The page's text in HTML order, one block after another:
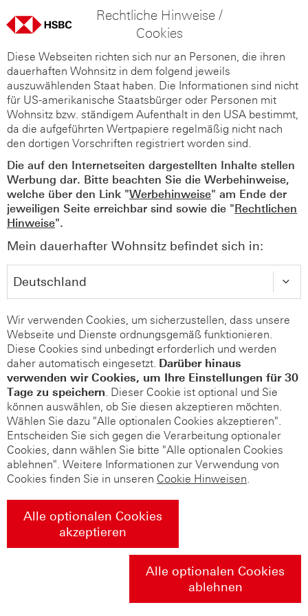
Rechtliche Hinweise /
Cookies
Diese Webseiten richten sich nur an Personen, die ihren
dauerhaften Wohnsitz in dem folgend jeweils
auszuwählenden Staat haben. Die Informationen sind nicht
für US-amerikanische Staatsbürger oder Personen mit
Wohnsitz bzw. ständigem Aufenthalt in den USA bestimmt,
da die aufgeführten Wertpapiere regelmäßig nicht nach
den dortigen Vorschriften registriert worden sind.
Die auf den Internetseiten dargestellten Inhalte stellen
Werbung dar. Bitte beachten Sie die Werbehinweise,
welche über den Link "Werbehinweise" am Ende der
jeweiligen Seite erreichbar sind sowie die "Rechtlichen
Hinweise".
Mein dauerhafter Wohnsitz befindet sich in:
Wir verwenden Cookies, um sicherzustellen, dass unsere
Webseite und Dienste ordnungsgemäß funktionieren.
Diese Cookies sind unbedingt erforderlich und werden
daher automatisch eingesetzt. Darüber hinaus
verwenden wir Cookies, um Ihre Einstellungen für 30
Tage zu speichern. Dieser Cookie ist optional und Sie
können auswählen, ob Sie diesen akzeptieren möchten.
Wählen Sie dazu "Alle optionalen Cookies akzeptieren".
Entscheiden Sie sich gegen die Verarbeitung optionaler
Cookies, dann wählen Sie bitte "Alle optionalen Cookies
ablehnen". Weitere Informationen zur Verwendung von
Cookies finden Sie in unseren Cookie Hinweisen.
Alle optionalen Cookies
akzeptieren
Alle optionalen Cookies
ablehnen